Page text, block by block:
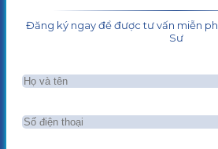
Đăng ký ngay để được tư vấn miễn
Sư